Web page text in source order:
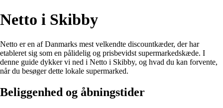
Netto i Skibby
Netto er en af Danmarks mest velkendte discountkæder, der har
etableret sig som en pålidelig og prisbevidst supermarkedskæde. I
denne guide dykker vi ned i Netto i Skibby, og hvad du kan forvente,
når du besøger dette lokale supermarked.
Beliggenhed og åbningstider